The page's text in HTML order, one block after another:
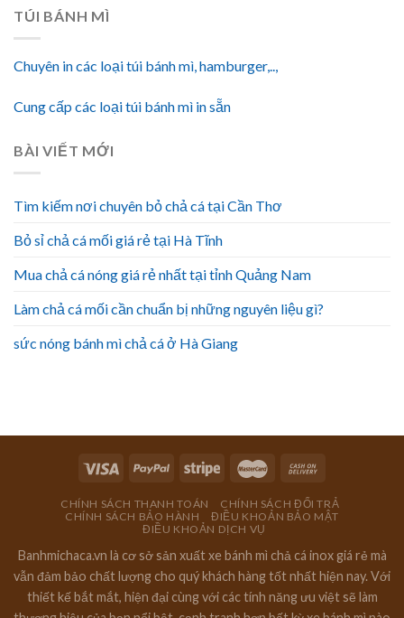
TÚI BÁNH MÌ
Chuyên in các loại túi bánh mì, hamburger,..,
Cung cấp các loại túi bánh mì in sẵn
BÀI VIẾT MỚI
Tìm kiếm nơi chuyên bỏ chả cá tại Cần Thơ
Bỏ sỉ chả cá mối giá rẻ tại Hà Tĩnh
Mua chả cá nóng giá rẻ nhất tại tỉnh Quảng Nam
Làm chả cá mối cần chuẩn bị những nguyên liệu gì?
sức nóng bánh mì chả cá ở Hà Giang
CHÍNH SÁCH THANH TOÁN
CHÍNH SÁCH ĐỔI TRẢ
CHÍNH SÁCH BẢO HÀNH
ĐIỀU KHOẢN BẢO MẬT
ĐIỀU KHOẢN DỊCH VỤ
Banhmichaca.vn là cơ sở sản xuất xe bánh mì chả cá inox giá rẻ mà
vẫn đảm bảo chất lượng cho quý khách hàng tốt nhất hiện nay. Với
thiết kế bắt mắt, hiện đại cùng với các tính năng ưu việt sẽ làm